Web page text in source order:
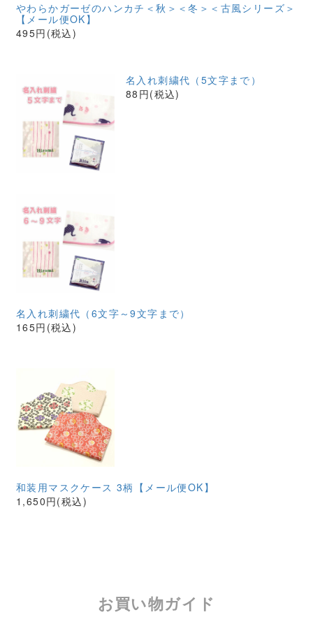
やわらかガーゼのハンカチ＜秋＞＜冬＞＜古風シリーズ＞
【メール便OK】
495円(税込)
名入れ刺繍代（5文字まで）
88円(税込)
名入れ刺繍代（6文字～9文字まで）
165円(税込)
和装用マスクケース 3柄【メール便OK】
1,650円(税込)
お買い物ガイド